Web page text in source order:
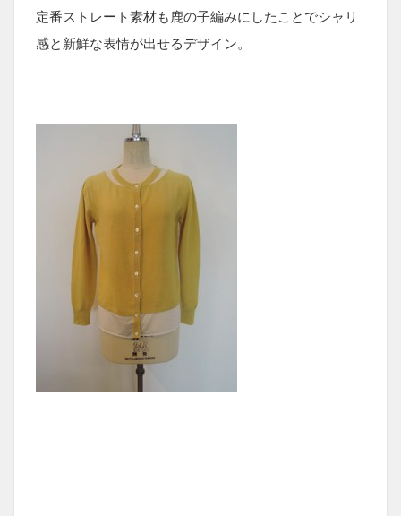
定番ストレート素材も鹿の子編みにしたことでシャリ
感と新鮮な表情が出せるデザイン。